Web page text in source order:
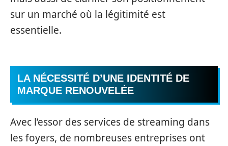
sur un marché où la légitimité est
essentielle.
LA NÉCESSITÉ D’UNE IDENTITÉ DE
MARQUE RENOUVELÉE
Avec l’essor des services de streaming dans
les foyers, de nombreuses entreprises ont